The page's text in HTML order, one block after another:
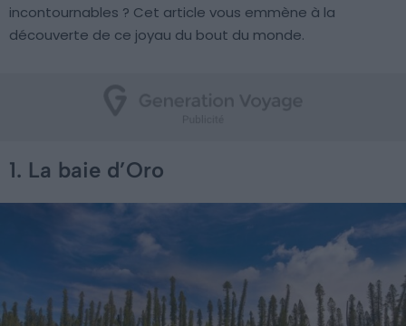
incontournables ? Cet article vous emmène à la
découverte de ce joyau du bout du monde.
1. La baie d’Oro